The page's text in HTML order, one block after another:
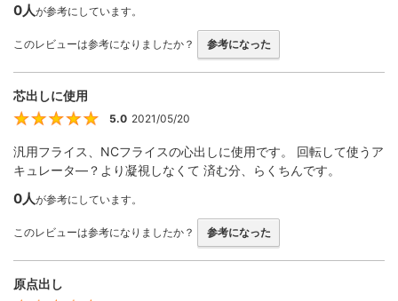
0人が参考にしています。
このレビューは参考になりましたか？ 参考になった
芯出しに使用
5
5.0 2021/05/20
汎用フライス、NCフライスの心出しに使用です。 回転して使うア
キュレータ—？より凝視しなくて 済む分、らくちんです。
0人が参考にしています。
このレビューは参考になりましたか？ 参考になった
原点出し